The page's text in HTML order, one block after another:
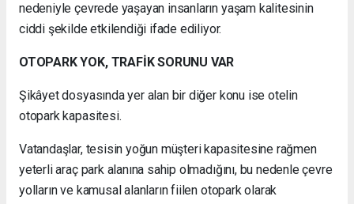
nedeniyle çevrede yaşayan insanların yaşam kalitesinin
ciddi şekilde etkilendiği ifade ediliyor.
OTOPARK YOK, TRAFİK SORUNU VAR
Şikâyet dosyasında yer alan bir diğer konu ise otelin
otopark kapasitesi.
Vatandaşlar, tesisin yoğun müşteri kapasitesine rağmen
yeterli araç park alanına sahip olmadığını, bu nedenle çevre
yolların ve kamusal alanların fiilen otopark olarak